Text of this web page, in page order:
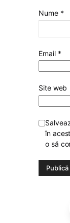
Nume *
Email *
Site web
în
o să